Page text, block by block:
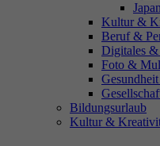
Kultur &
Beruf &
Digitales
Foto &
Bildungsurlaub
Kultur &